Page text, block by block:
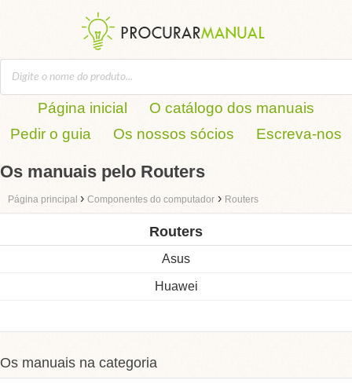
Página inicial
O catálogo dos manuais
Pedir o guia
Os nossos sócios Escreva-nos
Os manuais pelo Routers
Página principal › Componentes do computador › Routers
Routers
Asus
Huawei
Os manuais na categoria